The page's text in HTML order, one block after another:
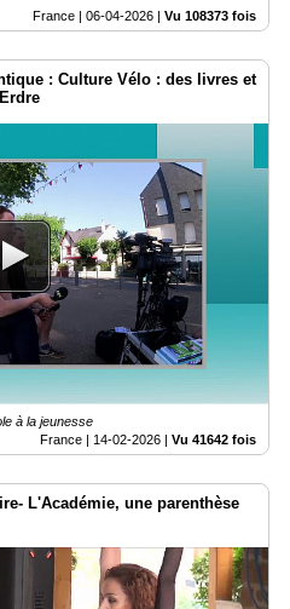
France | 06-04-2026 Vu 108373 fois
: Culture Vélo : des livres et
à la jeunesse
France | 14-02-2026 | Vu 41642 fois
L'Académie, une parenthèse